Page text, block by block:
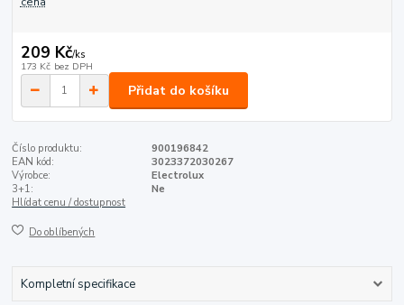
209 Kč/ks
173 Kč bez DPH
Přidat do košíku
Číslo produktu:
900196842
EAN kód:
3023372030267
Výrobce:
Electrolux
3+1:
Ne
Hlídat cenu / dostupnost
Do oblíbených
Kompletní specifikace